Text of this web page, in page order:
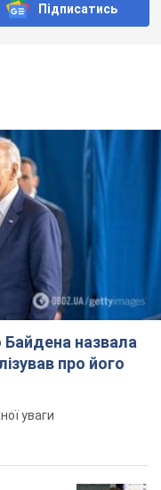
Підписатись
назвала
про його
уваги